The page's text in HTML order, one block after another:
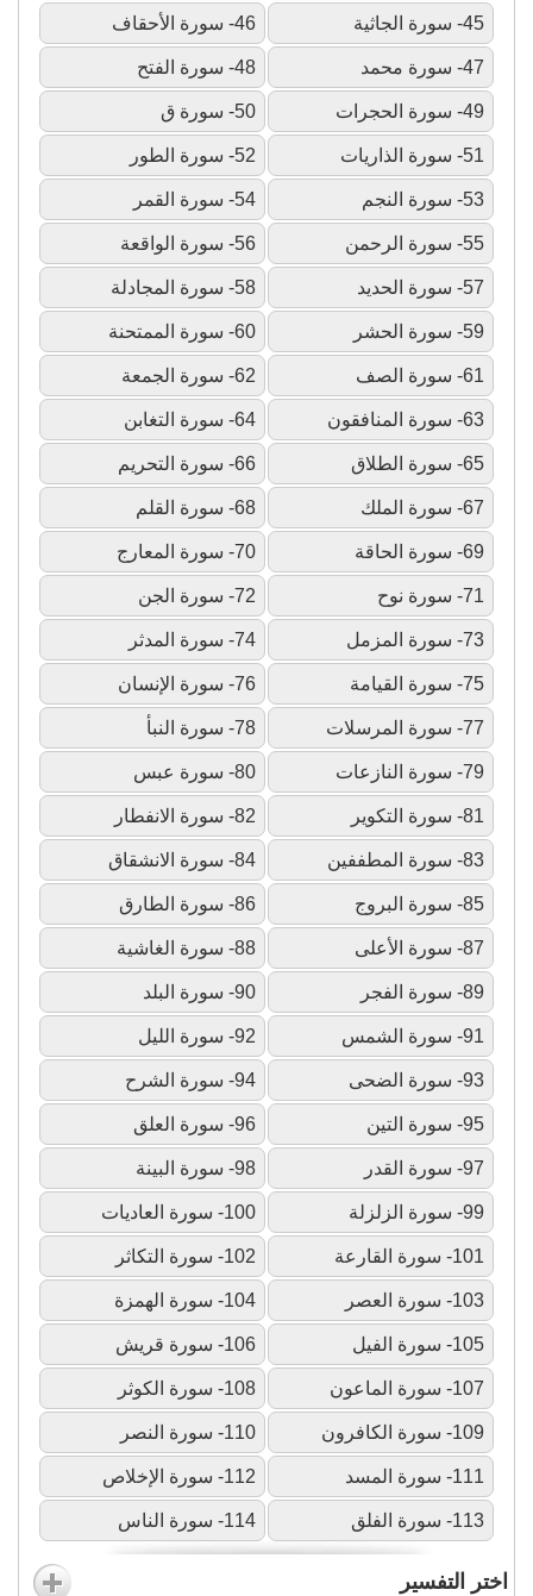
45- سورة الجاثية 46- سورة الأحقاف
47- سورة محمد 48- سورة الفتح
49- سورة الحجرات 50- سورة ق
51- سورة الذاريات 52- سورة الطور
53- سورة النجم 54- سورة القمر
55- سورة الرحمن 56- سورة الواقعة
57- سورة الحديد 58- سورة المجادلة
59- سورة الحشر 60- سورة الممتحنة
61- سورة الصف 62- سورة الجمعة
63- سورة المنافقون 64- سورة التغابن
65- سورة الطلاق 66- سورة التحريم
67- سورة الملك 68- سورة القلم
69- سورة الحاقة 70- سورة المعارج
71- سورة نوح 72- سورة الجن
73- سورة المزمل 74- سورة المدثر
75- سورة القيامة 76- سورة الإنسان
77- سورة المرسلات 78- سورة النبأ
79- سورة النازعات 80- سورة عبس
81- سورة التكوير 82- سورة الانفطار
83- سورة المطففين 84- سورة الانشقاق
85- سورة البروج 86- سورة الطارق
87- سورة الأعلى 88- سورة الغاشية
89- سورة الفجر 90- سورة البلد
91- سورة الشمس 92- سورة الليل
93- سورة الضحى 94- سورة الشرح
95- سورة التين 96- سورة العلق
97- سورة القدر 98- سورة البينة
99- سورة الزلزلة 100- سورة العاديات
101- سورة القارعة 102- سورة التكاثر
103- سورة العصر 104- سورة الهمزة
105- سورة الفيل 106- سورة قريش
107- سورة الماعون 108- سورة الكوثر
109- سورة الكافرون 110- سورة النصر
111- سورة المسد 112- سورة الإخلاص
113- سورة الفلق 114- سورة الناس
اختر التفسير